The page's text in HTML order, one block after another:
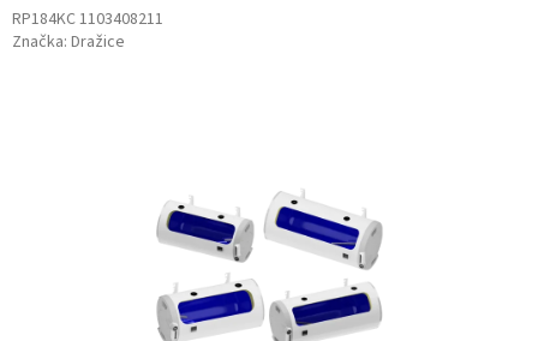
RP184KC 1103408211
Značka: Dražice